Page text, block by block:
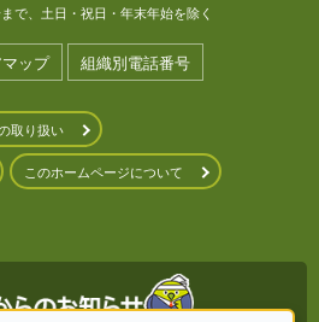
で、土日・祝日・年末年始を除く
ップ 組織別電話番号
取り扱い
このホームページについて